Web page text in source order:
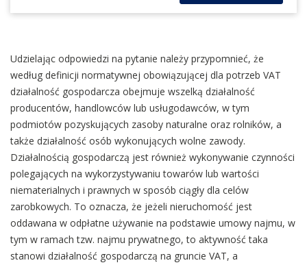
Udzielając odpowiedzi na pytanie należy przypomnieć, że
według definicji normatywnej obowiązującej dla potrzeb VAT
działalność gospodarcza obejmuje wszelką działalność
producentów, handlowców lub usługodawców, w tym
podmiotów pozyskujących zasoby naturalne oraz rolników, a
także działalność osób wykonujących wolne zawody.
Działalnością gospodarczą jest również wykonywanie czynności
polegających na wykorzystywaniu towarów lub wartości
niematerialnych i prawnych w sposób ciągły dla celów
zarobkowych. To oznacza, że jeżeli nieruchomość jest
oddawana w odpłatne używanie na podstawie umowy najmu, w
tym w ramach tzw. najmu prywatnego, to aktywność taka
stanowi działalność gospodarczą na gruncie VAT, a